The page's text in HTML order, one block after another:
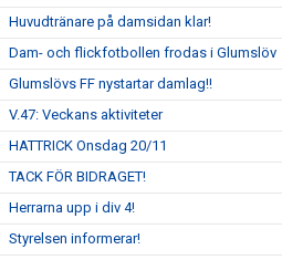
Huvudtränare på damsidan klar!
Dam- och flickfotbollen frodas i Glumslöv
Glumslövs FF nystartar damlag!!
V.47: Veckans aktiviteter
HATTRICK Onsdag 20/11
TACK FÖR BIDRAGET!
Herrarna upp i div 4!
Styrelsen informerar!